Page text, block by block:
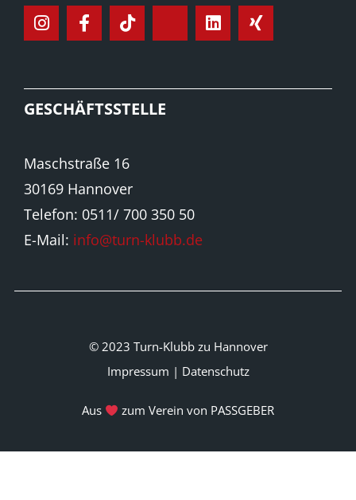
GESCHÄFTSSTELLE
Maschstraße 16
30169 Hannover
Telefon: 0511/ 700 350 50
E-Mail: info@turn-klubb.de
© 2023 Turn-Klubb zu Hannover
Impressum | Datenschutz
Aus zum Verein von PASSGEBER